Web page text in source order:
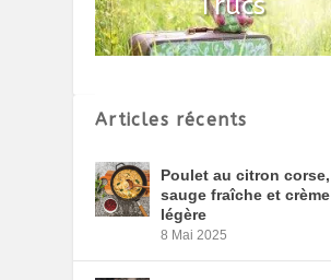
Articles récents
Poulet au citron corse,
sauge fraîche et crème
légère
8 Mai 2025